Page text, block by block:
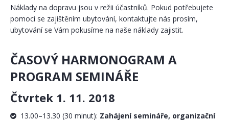
Náklady na dopravu jsou v režii účastníků. Pokud potřebujete
pomoci se zajištěním ubytování, kontaktujte nás prosím,
ubytování se Vám pokusíme na naše náklady zajistit.
ČASOVÝ HARMONOGRAM A
PROGRAM SEMINÁŘE
Čtvrtek 1. 11. 2018
13.00–13.30 (30 minut): Zahájení semináře, organizační